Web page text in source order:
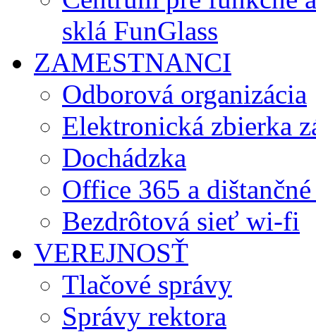
sklá FunGlass
ZAMESTNANCI
Odborová organizácia
Elektronická zbierka
Dochádzka
Office 365 a
Bezdrôtová sieť wi-fi
VEREJNOSŤ
Tlačové správy
Správy rektora